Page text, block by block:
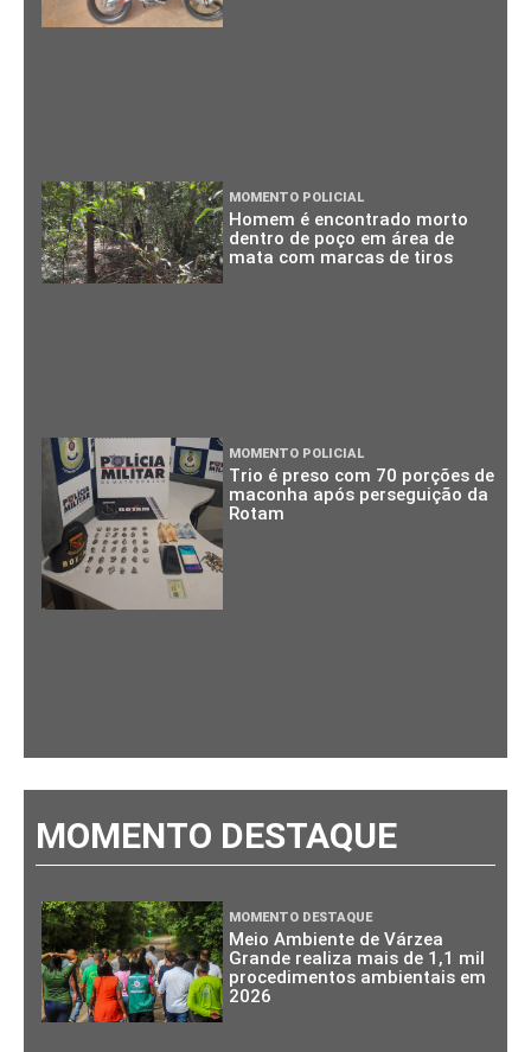
MOMENTO POLICIAL
Homem é encontrado morto
dentro de poço em área de
mata com marcas de tiros
MOMENTO POLICIAL
Trio é preso com 70 porções de
maconha após perseguição da
Rotam
MOMENTO DESTAQUE
MOMENTO DESTAQUE
Meio Ambiente de Várzea
Grande realiza mais de 1,1 mil
procedimentos ambientais em
2026